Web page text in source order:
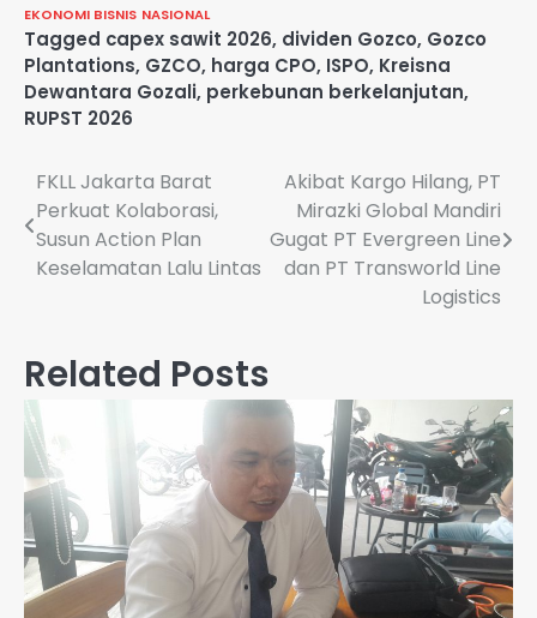
EKONOMI BISNIS NASIONAL
Tagged capex sawit 2026, dividen Gozco, Gozco
Plantations, GZCO, harga CPO, ISPO, Kreisna
Dewantara Gozali, perkebunan berkelanjutan,
RUPST 2026
Navigasi
pos
FKLL Jakarta Barat
Perkuat Kolaborasi,
Susun Action Plan
Keselamatan Lalu Lintas
Akibat Kargo Hilang, PT
Mirazki Global Mandiri
Gugat PT Evergreen Line
dan PT Transworld Line
Logistics
Related Posts